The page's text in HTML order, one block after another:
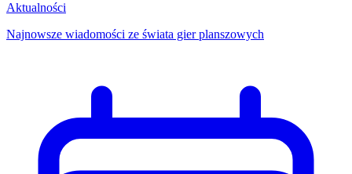
Aktualności
Najnowsze wiadomości ze świata gier planszowych